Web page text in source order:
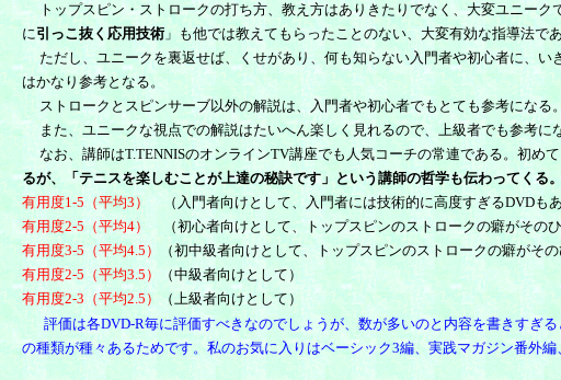
トップスピン・ストロークの打ち方、教え方はありきたりでなく、大変ユニーク
に引っこ抜く応用技術」も他では教えてもらったことのない、大変有効な指導法で
ただし、ユニークを裏返せば、くせがあり、何も知らない入門者や初心者に、
はかなり参考となる。
ストロークとスピンサーブ以外の解説は、入門者や初心者でもとても参考になる
また、ユニークな視点での解説はたいへん楽しく見れるので、上級者でも参考に
なお、講師はT.TENNISのオンラインTV講座でも人気コーチの常連である。初め
るが、「テニスを楽しむことが上達の秘訣です」という講師の哲学も伝わってくる
有用度1-5（平均3）
（入門者向けとして、入門者には技術的に高度すぎるDVDもあ
有用度2-5（平均4）
（初心者向けとして、トップスピンのストロークの癖がそ
有用度3-5（平均4.5）
（初中級者向けとして、トップスピンのストロークの癖がそ
有用度2-5（平均3.5）
（中級者向けとして）
有用度2-3（平均2.5）（上級者向けとして）
評価は各DVD-R毎に評価すべきなのでしょうが、数が多いのと内容を書きすぎ
の種類が種々あるためです。私のお気に入りはベーシック3編、実践マガジン番外